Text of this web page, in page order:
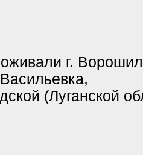
г.
(Луганской